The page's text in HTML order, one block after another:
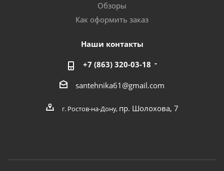
Обзоры
Как оформить заказ
Наши контакты
+7 (863) 320-03-18
santehnika61@gmail.com
г. Ростов-на-Дону, пр. Шолохова, 7